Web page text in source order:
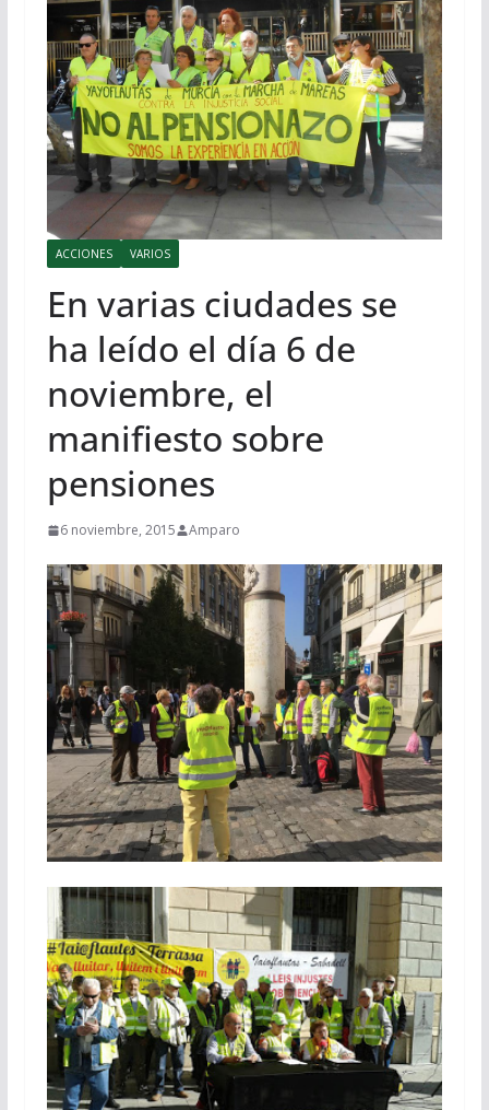
ACCIONES VARIOS
En varias ciudades se
ha leído el día 6 de
noviembre, el
manifiesto sobre
pensiones
6 noviembre, 2015 Amparo